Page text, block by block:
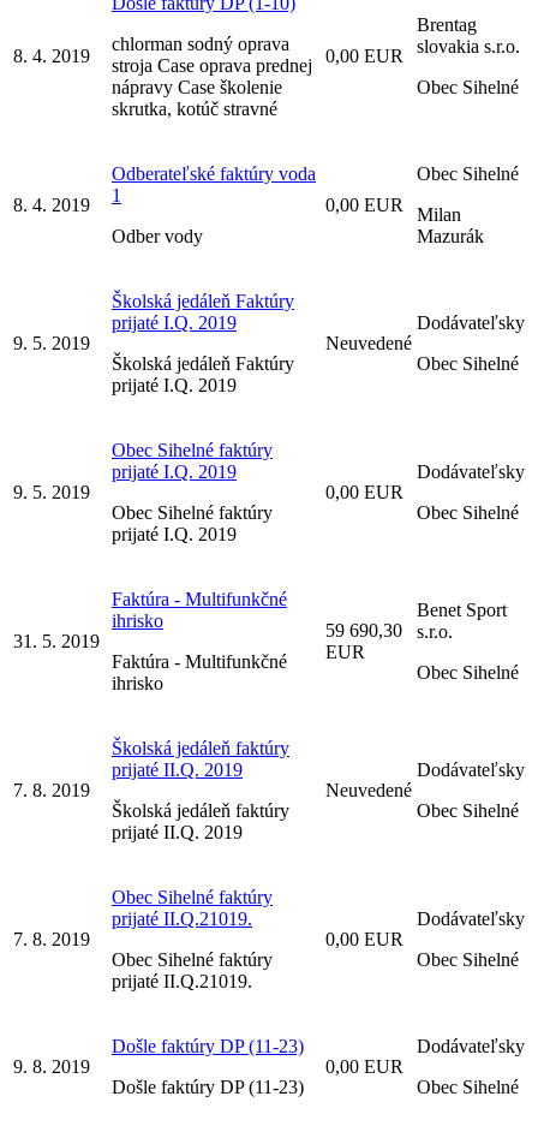
8. 4. 2019
chlorman sodný oprava
stroja Case oprava prednej
nápravy Case školenie
skrutka, kotúč stravné
0,00 EUR
Brentag
slovakia s.r.o.
Obec Sihelné
8. 4. 2019
Odberateľské faktúry voda
1
Odber vody
0,00 EUR
Obec Sihelné
Milan
Mazurák
9. 5. 2019
Školská jedáleň Faktúry
prijaté I.Q. 2019
Školská jedáleň Faktúry
prijaté I.Q. 2019
Neuvedené
Dodávateľsky
Obec Sihelné
9. 5. 2019
Obec Sihelné faktúry
prijaté I.Q. 2019
Obec Sihelné faktúry
prijaté I.Q. 2019
0,00 EUR
Dodávateľsky
Obec Sihelné
31. 5. 2019
Faktúra - Multifunkčné
ihrisko
Faktúra - Multifunkčné
ihrisko
59 690,30
EUR
Benet Sport
s.r.o.
Obec Sihelné
7. 8. 2019
Školská jedáleň faktúry
prijaté II.Q. 2019
Školská jedáleň faktúry
prijaté II.Q. 2019
Neuvedené
Dodávateľsky
Obec Sihelné
7. 8. 2019
Obec Sihelné faktúry
prijaté II.Q.21019.
Obec Sihelné faktúry
prijaté II.Q.21019.
0,00 EUR
Dodávateľsky
Obec Sihelné
9. 8. 2019
Došle faktúry DP (11-23)
Došle faktúry DP (11-23)
0,00 EUR
Dodávateľsky
Obec Sihelné